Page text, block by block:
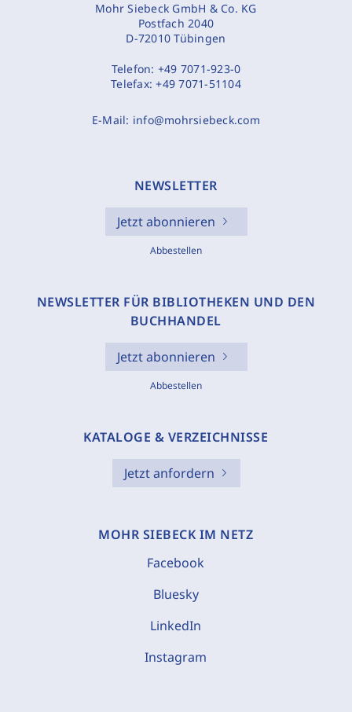
Mohr Siebeck GmbH & Co. KG
Postfach 2040
D-72010 Tübingen
Telefon: +49 7071-923-0
Telefax:+49 7071-51104
E-Mail: info@mohrsiebeck.com
NEWSLETTER
Jetzt abonnieren
Abbestellen
NEWSLETTER FÜR BIBLIOTHEKEN UND DEN
BUCHHANDEL
Jetzt abonnieren
Abbestellen
KATALOGE & VERZEICHNISSE
Jetzt anfordern
MOHR SIEBECK IM NETZ
Facebook
Bluesky
LinkedIn
Instagram